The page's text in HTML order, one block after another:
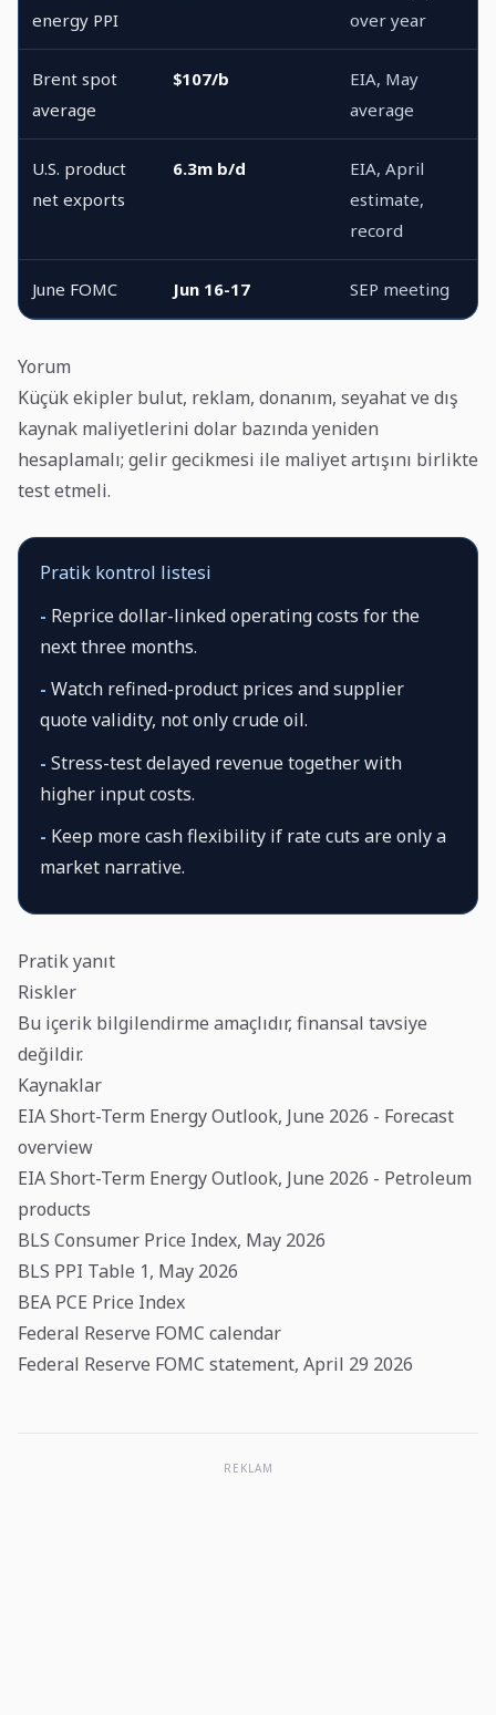
energy PPI
over year
Brent spot
average
$107/b
EIA, May
average
U.S. product
net exports
6.3m b/d
EIA, April
estimate,
record
June FOMC Jun 16-17 SEP meeting
Yorum
Küçük ekipler bulut, reklam, donanım, seyahat ve dış
kaynak maliyetlerini dolar bazında yeniden
hesaplamalı; gelir gecikmesi ile maliyet artışını birlikte
test etmeli.
Pratik kontrol listesi
- Reprice dollar-linked operating costs for the
next three months.
- Watch refined-product prices and supplier
quote validity, not only crude oil.
- Stress-test delayed revenue together with
higher input costs.
- Keep more cash flexibility if rate cuts are only a
market narrative.
Pratik yanıt
Riskler
Bu içerik bilgilendirme amaçlıdır, finansal tavsiye
değildir.
Kaynaklar
EIA Short-Term Energy Outlook, June 2026 - Forecast
overview
EIA Short-Term Energy Outlook, June 2026 - Petroleum
products
BLS Consumer Price Index, May 2026
BLS PPI Table 1, May 2026
BEA PCE Price Index
Federal Reserve FOMC calendar
Federal Reserve FOMC statement, April 29 2026
REKLAM